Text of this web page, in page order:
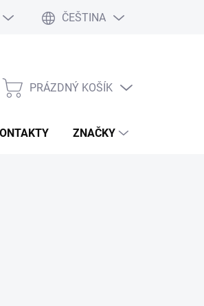
Obchodné podmienky
ČEŠTINA
NÁKUPNÍ
PRÁZDNÝ KOŠÍK
ZNAČKY